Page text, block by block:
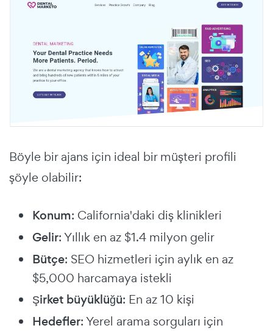
Böyle bir ajans için ideal bir müşteri profili
şöyle olabilir:
Konum: California'daki diş klinikleri
Gelir: Yıllık en az $1.4 milyon gelir
Bütçe: SEO hizmetleri için aylık en az
$5,000 harcamaya istekli
Şirket büyüklüğü: En az 10 kişi
Hedefler: Yerel arama sorguları için